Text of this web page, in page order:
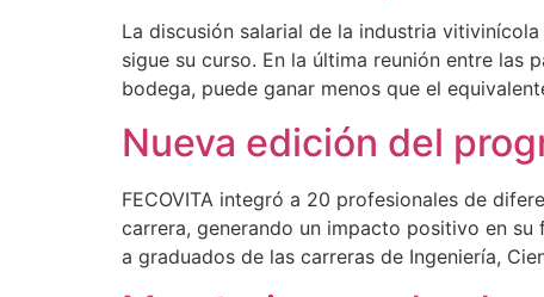
La discusión salarial de la industria
sigue su curso. En la última reunión entre las
bodega, puede ganar menos que el
Nueva edición del
FECOVITA integró a 20 profesionales de
carrera, generando un impacto positivo en
a graduados de las carreras de Ingeniería,